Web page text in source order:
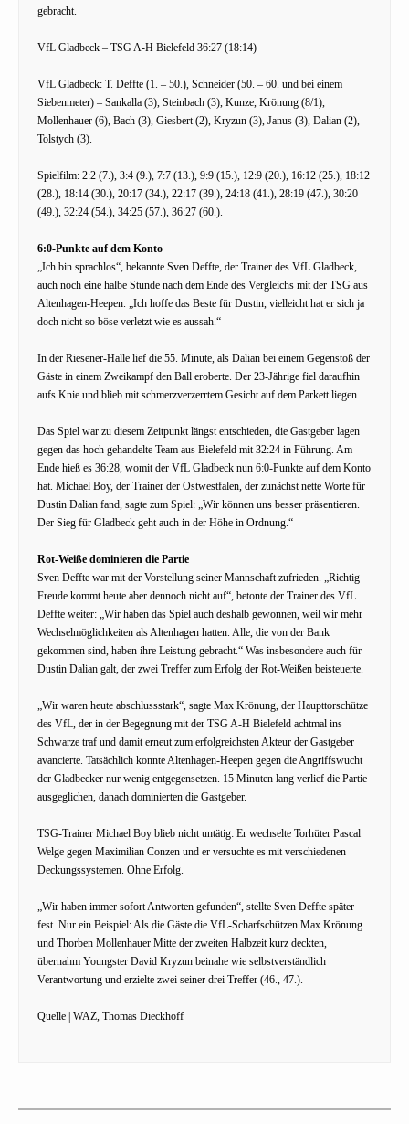
gebracht.
VfL Gladbeck – TSG A-H Bielefeld 36:27 (18:14)
VfL Gladbeck: T. Deffte (1. – 50.), Schneider (50. – 60. und bei einem
Siebenmeter) – Sankalla (3), Steinbach (3), Kunze, Krönung (8/1),
Mollenhauer (6), Bach (3), Giesbert (2), Kryzun (3), Janus (3), Dalian (2),
Tolstych (3).
Spielfilm: 2:2 (7.), 3:4 (9.), 7:7 (13.), 9:9 (15.), 12:9 (20.), 16:12 (25.), 18:12
(28.), 18:14 (30.), 20:17 (34.), 22:17 (39.), 24:18 (41.), 28:19 (47.), 30:20
(49.), 32:24 (54.), 34:25 (57.), 36:27 (60.).
6:0-Punkte auf dem Konto
„Ich bin sprachlos“, bekannte Sven Deffte, der Trainer des VfL Gladbeck,
auch noch eine halbe Stunde nach dem Ende des Vergleichs mit der TSG aus
Altenhagen-Heepen. „Ich hoffe das Beste für Dustin, vielleicht hat er sich ja
doch nicht so böse verletzt wie es aussah.“
In der Riesener-Halle lief die 55. Minute, als Dalian bei einem Gegenstoß der
Gäste in einem Zweikampf den Ball eroberte. Der 23-Jährige fiel daraufhin
aufs Knie und blieb mit schmerzverzerrtem Gesicht auf dem Parkett liegen.
Das Spiel war zu diesem Zeitpunkt längst entschieden, die Gastgeber lagen
gegen das hoch gehandelte Team aus Bielefeld mit 32:24 in Führung. Am
Ende hieß es 36:28, womit der VfL Gladbeck nun 6:0-Punkte auf dem Konto
hat. Michael Boy, der Trainer der Ostwestfalen, der zunächst nette Worte für
Dustin Dalian fand, sagte zum Spiel: „Wir können uns besser präsentieren.
Der Sieg für Gladbeck geht auch in der Höhe in Ordnung.“
Rot-Weiße dominieren die Partie
Sven Deffte war mit der Vorstellung seiner Mannschaft zufrieden. „Richtig
Freude kommt heute aber dennoch nicht auf“, betonte der Trainer des VfL.
Deffte weiter: „Wir haben das Spiel auch deshalb gewonnen, weil wir mehr
Wechselmöglichkeiten als Altenhagen hatten. Alle, die von der Bank
gekommen sind, haben ihre Leistung gebracht.“ Was insbesondere auch für
Dustin Dalian galt, der zwei Treffer zum Erfolg der Rot-Weißen beisteuerte.
„Wir waren heute abschlussstark“, sagte Max Krönung, der Haupttorschütze
des VfL, der in der Begegnung mit der TSG A-H Bielefeld achtmal ins
Schwarze traf und damit erneut zum erfolgreichsten Akteur der Gastgeber
avancierte. Tatsächlich konnte Altenhagen-Heepen gegen die Angriffswucht
der Gladbecker nur wenig entgegensetzen. 15 Minuten lang verlief die Partie
ausgeglichen, danach dominierten die Gastgeber.
TSG-Trainer Michael Boy blieb nicht untätig: Er wechselte Torhüter Pascal
Welge gegen Maximilian Conzen und er versuchte es mit verschiedenen
Deckungssystemen. Ohne Erfolg.
„Wir haben immer sofort Antworten gefunden“, stellte Sven Deffte später
fest. Nur ein Beispiel: Als die Gäste die VfL-Scharfschützen Max Krönung
und Thorben Mollenhauer Mitte der zweiten Halbzeit kurz deckten,
übernahm Youngster David Kryzun beinahe wie selbstverständlich
Verantwortung und erzielte zwei seiner drei Treffer (46., 47.).
Quelle | WAZ, Thomas Dieckhoff